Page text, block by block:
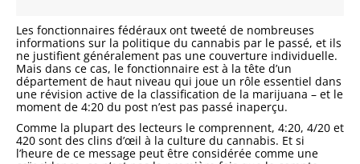
Les fonctionnaires fédéraux ont tweeté de nombreuses
informations sur la politique du cannabis par le passé, et ils
ne justifient généralement pas une couverture individuelle.
Mais dans ce cas, le fonctionnaire est à la tête d’un
département de haut niveau qui joue un rôle essentiel dans
une révision active de la classification de la marijuana – et le
moment de 4:20 du post n’est pas passé inaperçu.
Comme la plupart des lecteurs le comprennent, 4:20, 4/20 et
420 sont des clins d’œil à la culture du cannabis. Et si
l’heure de ce message peut être considérée comme une